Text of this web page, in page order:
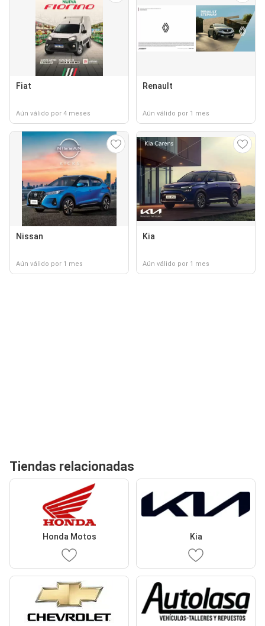
Fiat
Aún válido por 4 meses
Renault
Aún válido por 1 mes
Nissan
Aún válido por 1 mes
Kia
Aún válido por 1 mes
Tiendas relacionadas
Honda Motos Kia